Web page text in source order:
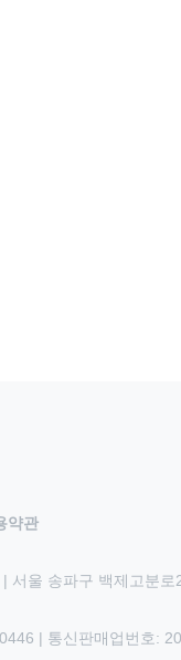
약관
서울 송파구 백제고분로
| 통신판매업번호: